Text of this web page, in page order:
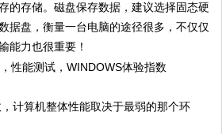
的存储。磁盘保存数据，建议选择固态硬
据盘，衡量一台电脑的途径很多，不仅仅
能力也很重要！
计算机整体性能取决于最弱的那个环